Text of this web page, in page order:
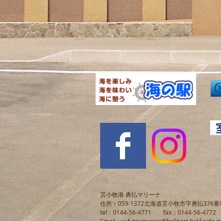
苫小牧港 勇払マリーナ
住所：059-1372北海道苫小牧市字勇払376番
tel：0144-56-4771 fax：0144-56-4772